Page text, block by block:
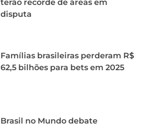
terão recorde de áreas em
disputa
Famílias brasileiras perderam R$
62,5 bilhões para bets em 2025
Brasil no Mundo debate